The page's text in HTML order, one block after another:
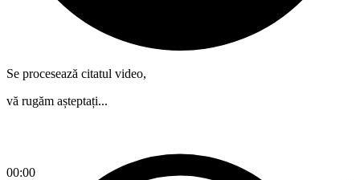
00:00
Se procesează citatul video,
vă rugăm așteptați...